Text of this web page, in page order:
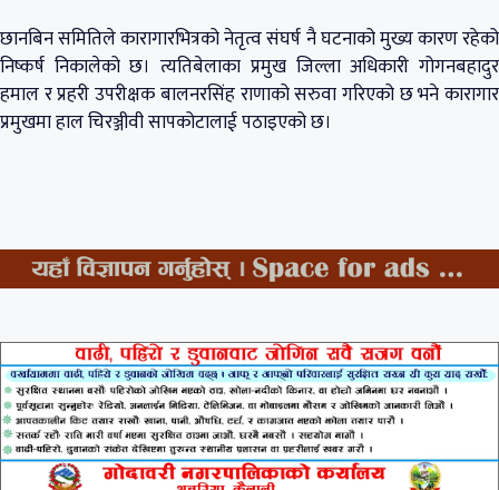
छानबिन समितिले कारागारभित्रको नेतृत्व संघर्ष नै घटनाको मुख्य कारण रहेको
निष्कर्ष निकालेको छ। त्यतिबेलाका प्रमुख जिल्ला अधिकारी गोगनबहादुर
हमाल र प्रहरी उपरीक्षक बालनरसिंह राणाको सरुवा गरिएको छ भने कारागार
प्रमुखमा हाल चिरञ्जीवी सापकोटालाई पठाइएको छ।